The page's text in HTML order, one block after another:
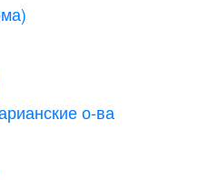
о-ва